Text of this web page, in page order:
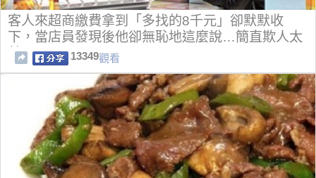
客人來超商繳費拿到「多找的8千元」卻默默收
下，當店員發現後他卻無恥地這麼說…簡直欺人太
甚啊！
13349觀看